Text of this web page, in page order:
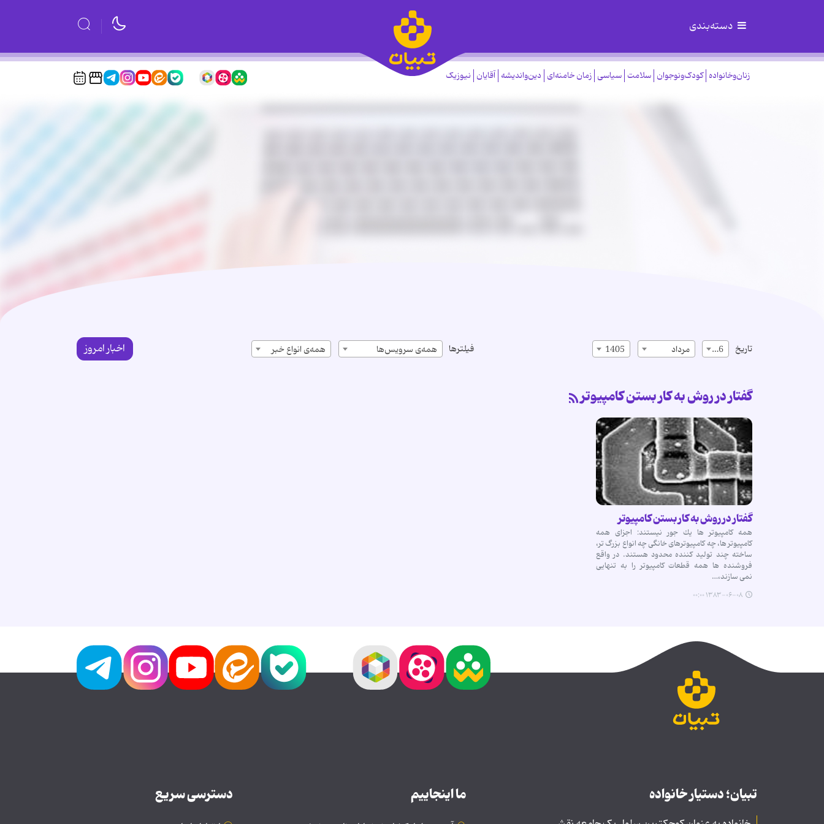
دسته‌بندی
زنان‌وخانواده کودک‌ونوجوان سلامت سیاسی زمان خامنه‌ای دین‌واندیشه آقایان نیوزیک
تاریخ 16 مرداد 1405 فیلترها همه‌ی سرویس‌ها همه‌ی انواع خبر اخبار امروز
گفتار در روش به كار بستن كامپیوتر
گفتار در روش به كار بستن كامپیوتر
همه كامپیوتر ها یك جور نیستند: اجزاى همه
كامپیوتر ها، چه كامپیوترهاى خانگى چه انواع بزرگ تر،
ساخته چند تولید كننده محدود هستند. در واقع
فروشنده ها همه قطعات كامپیوتر را به تنهایى
نمى سازند،…
۱۳۸۳-۰۶-۰۸ ۰۰:۰۰
تبیان؛ دستیار خانواده ما اینجاییم دسترسی سریع